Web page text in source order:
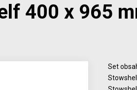
400 x 965
Set